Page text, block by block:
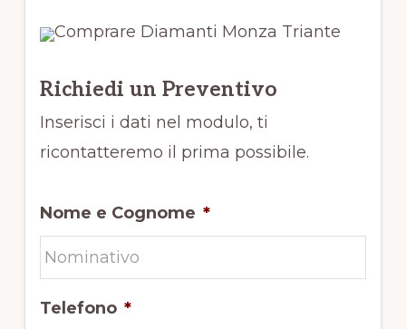
Richiedi un Preventivo
Inserisci i dati nel modulo, ti
ricontatteremo il prima possibile.
Nome e Cognome *
Telefono *